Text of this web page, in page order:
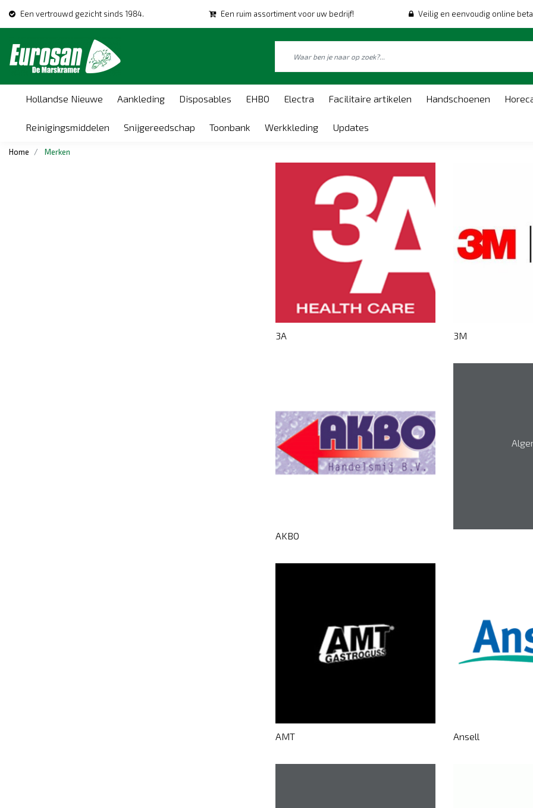
Een vertrouwd gezicht sinds 1984. Een ruim assortiment voor uw bedrijf! Veilig en eenvoudig online
Hollandse Nieuwe Aankleding Disposables EHBO Electra Facilitaire artikelen Handschoenen
Reinigingsmiddelen Snijgereedschap Toonbank Werkkleding Updates
Home Merken
3A 3M
AKBO
AMT Ansell